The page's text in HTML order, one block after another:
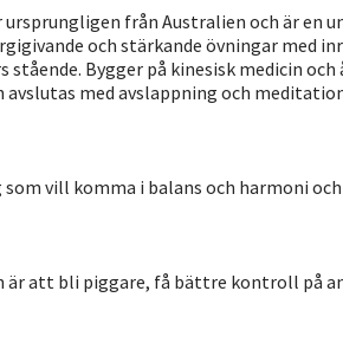
från Australien och är en
och stärkande övningar med
stående. Bygger på kinesisk medicin
avslutas med avslappning och
som vill komma i balans och harmoni
är att bli piggare, få bättre kontroll på